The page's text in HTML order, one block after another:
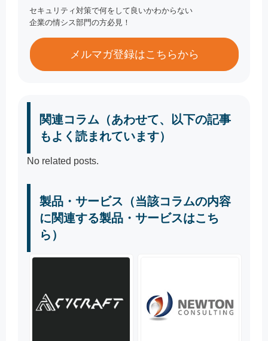
セキュリティ対策で何をして良いかわからない
企業の情シス部門の方必見！
メルマガ登録はこちらから
関連コラム（あわせて、以下の記事
もよく読まれています）
No related posts.
製品・サービス（当該コラムの内容
に関連する製品・サービスはこち
ら）